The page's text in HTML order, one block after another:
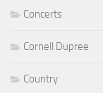
Concerts
Cornell Dupree
Country